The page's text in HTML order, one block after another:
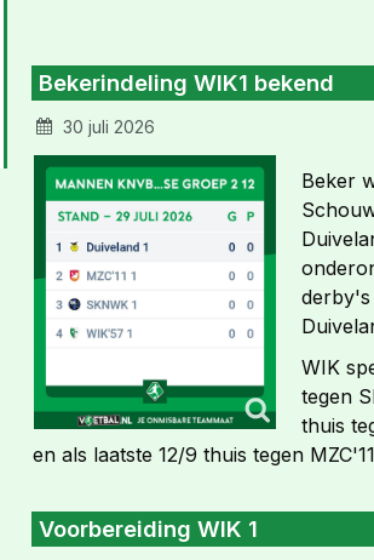
Bekerindeling WIK1 bekend
30 juli 2026
Beker
derby's
WIK
tegen
thuis
en als laatste 12/9 thuis tegen MZC'11
Voorbereiding WIK 1